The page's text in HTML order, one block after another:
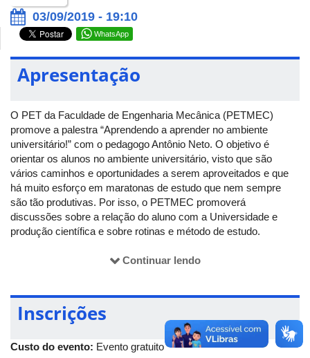
03/09/2019 - 19:10
WhatsApp
Apresentação
O PET da Faculdade de Engenharia Mecânica (PETMEC)
promove a palestra “Aprendendo a aprender no ambiente
universitário!” com o pedagogo Antônio Neto. O objetivo é
orientar os alunos no ambiente universitário, visto que são
vários caminhos e oportunidades a serem aproveitados e que
há muito esforço em maratonas de estudo que nem sempre
são tão produtivas. Por isso, o PETMEC promoverá
discussões sobre a relação do aluno com a Universidade e
produção científica e sobre rotinas e método de estudo.
Mais informações:
E-mail:lucasnp.petmec@gmail.com
Continuar lendo
Inscrições
Custo do evento: Evento gratuito